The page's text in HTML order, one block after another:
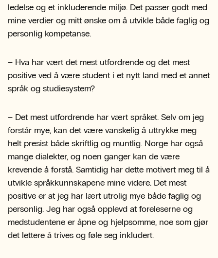
ledelse og et inkluderende miljø. Det passer godt med
mine verdier og mitt ønske om å utvikle både faglig og
personlig kompetanse.
– Hva har vært det mest utfordrende og det mest
positive ved å være student i et nytt land med et annet
språk og studiesystem?
– Det mest utfordrende har vært språket. Selv om jeg
forstår mye, kan det være vanskelig å uttrykke meg
helt presist både skriftlig og muntlig. Norge har også
mange dialekter, og noen ganger kan de være
krevende å forstå. Samtidig har dette motivert meg til å
utvikle språkkunnskapene mine videre. Det mest
positive er at jeg har lært utrolig mye både faglig og
personlig. Jeg har også opplevd at foreleserne og
medstudentene er åpne og hjelpsomme, noe som gjør
det lettere å trives og føle seg inkludert.